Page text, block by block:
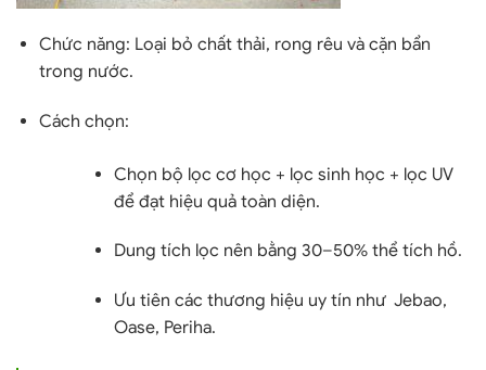
Chức năng: Loại bỏ chất thải, rong rêu và cặn bẩn
trong nước.
Cách chọn:
Chọn bộ lọc cơ học + lọc sinh học + lọc UV
để đạt hiệu quả toàn diện.
Dung tích lọc nên bằng 30–50% thể tích hồ.
Ưu tiên các thương hiệu uy tín như Jebao,
Oase, Periha.